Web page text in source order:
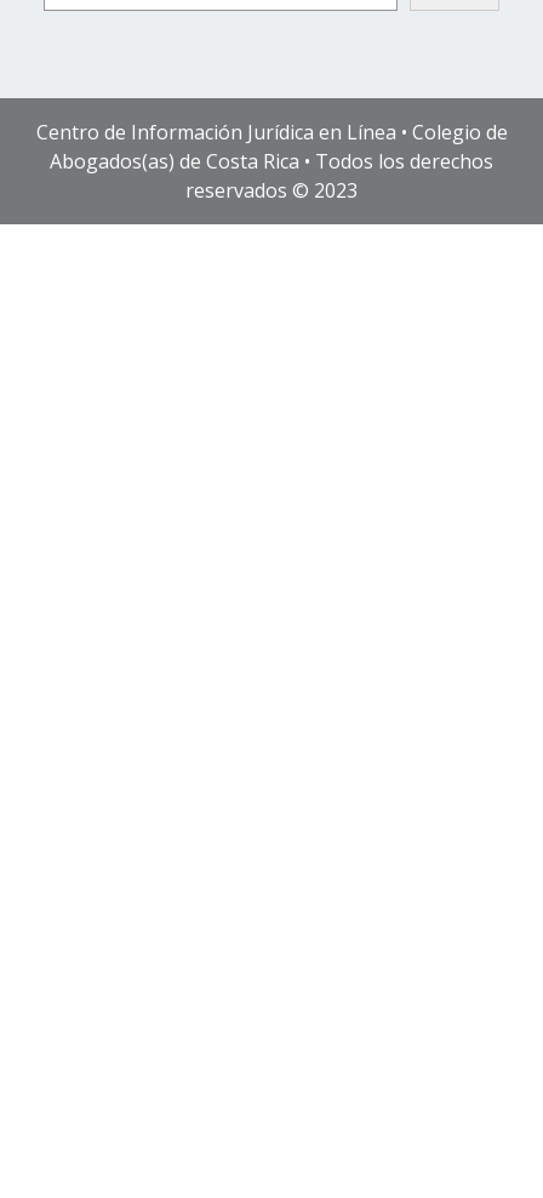
Centro de Información Jurídica en Línea • Colegio de
Abogados(as) de Costa Rica • Todos los derechos
reservados © 2023